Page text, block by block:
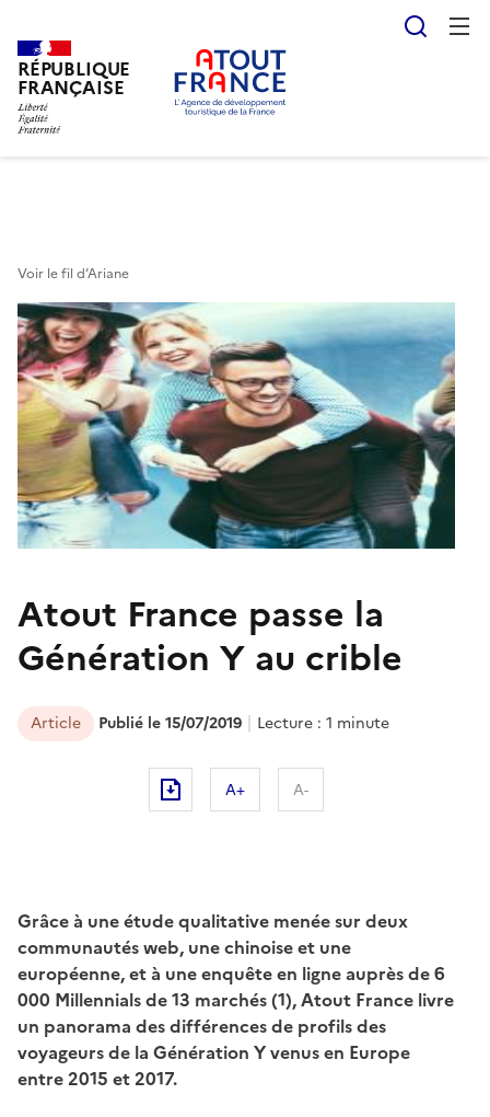
Aller
au
contenu
RÉPUBLIQUE
FRANÇAISE
Voir le fil d’Ariane
Atout France passe la
Génération Y au crible
Article Publié le 15/07/2019 Lecture : 1 minute
A+ A-
Grâce à une étude qualitative menée sur deux
communautés web, une chinoise et une
européenne, et à une enquête en ligne auprès de 6
000 Millennials de 13 marchés (1), Atout France livre
un panorama des différences de profils des
voyageurs de la Génération Y venus en Europe
entre 2015 et 2017.